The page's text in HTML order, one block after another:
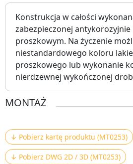
Konstrukcja w całości
zabezpieczonej
proszkowym. Na życzenie
niestandardowego koloru
proszkowego lub wykonanie
nierdzewnej wykończonej
MONTAŻ
↓ Pobierz kartę produktu (MT0253)
↓ Pobierz DWG 2D / 3D (MT0253)